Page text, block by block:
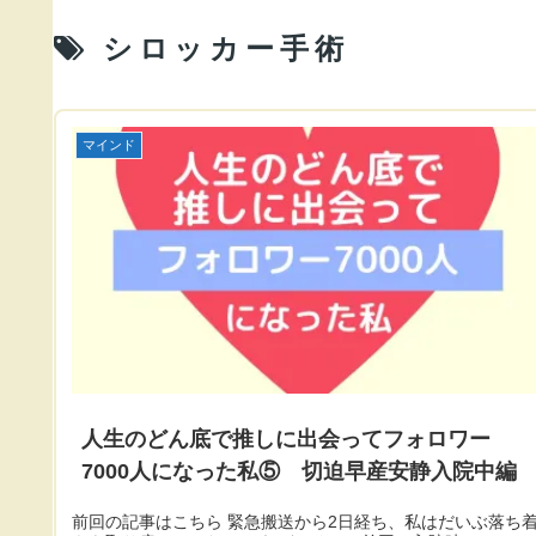
シロッカー手術
マインド
人生のどん底で推しに出会ってフォロワー
7000人になった私⑤ 切迫早産安静入院中編
前回の記事はこちら 緊急搬送から2日経ち、私はだいぶ落ち